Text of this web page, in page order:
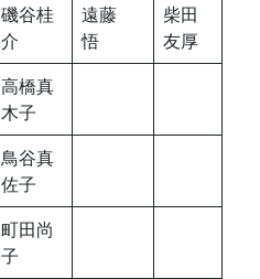
磯谷桂
介
遠藤
悟
柴田
友厚
高橋真
木子
鳥谷真
佐子
町田尚
子